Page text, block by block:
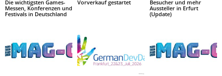
Die wichtigsten Games-
Messen, Konferenzen und
Festivals in Deutschland
Vorverkauf gestartet
Besucher und mehr
Aussteller in Erfurt
(Update)